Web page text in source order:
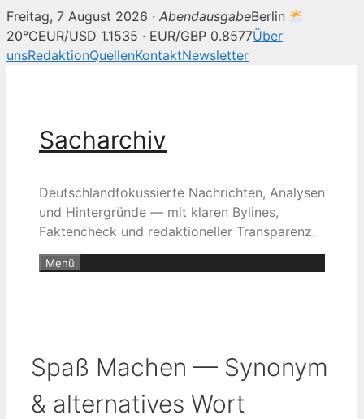
Freitag, 7 August 2026 · AbendausgabeBerlin
20°CEUR/USD 1.1535 · EUR/GBP 0.8577Über
unsRedaktionQuellenKontaktNewsletter
Sacharchiv
Deutschlandfokussierte Nachrichten, Analysen
und Hintergründe — mit klaren Bylines,
Faktencheck und redaktioneller Transparenz.
Menü
Spaß Machen — Synonym
& alternatives Wort